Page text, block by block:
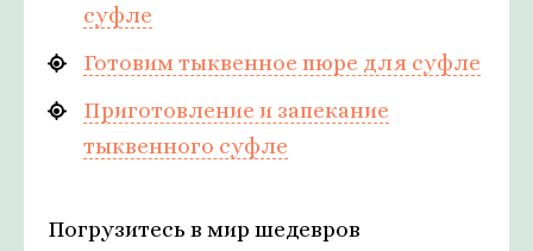
суфле
Готовим тыквенное пюре для суфле
Приготовление и запекание
тыквенного суфле
Погрузитесь в мир шедевров